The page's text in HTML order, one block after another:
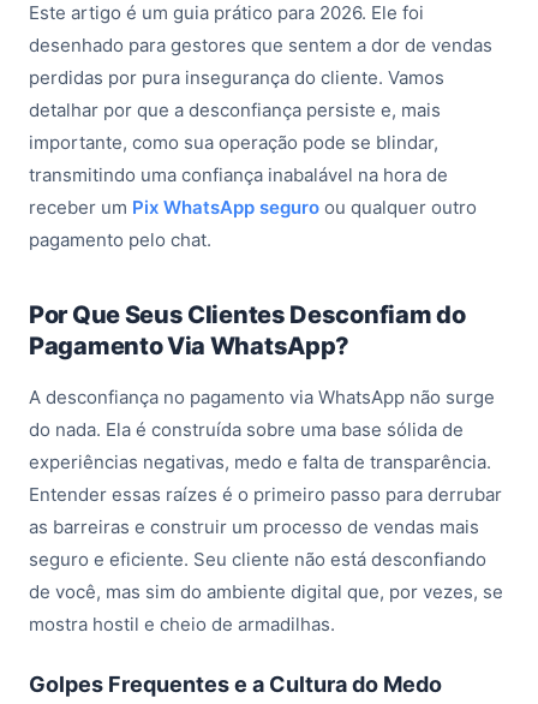
Este artigo é um guia prático para 2026. Ele foi
desenhado para gestores que sentem a dor de vendas
perdidas por pura insegurança do cliente. Vamos
detalhar por que a desconfiança persiste e, mais
importante, como sua operação pode se blindar,
transmitindo uma confiança inabalável na hora de
receber um Pix WhatsApp seguro ou qualquer outro
pagamento pelo chat.
Por Que Seus Clientes Desconfiam do
Pagamento Via WhatsApp?
A desconfiança no pagamento via WhatsApp não surge
do nada. Ela é construída sobre uma base sólida de
experiências negativas, medo e falta de transparência.
Entender essas raízes é o primeiro passo para derrubar
as barreiras e construir um processo de vendas mais
seguro e eficiente. Seu cliente não está desconfiando
de você, mas sim do ambiente digital que, por vezes, se
mostra hostil e cheio de armadilhas.
Golpes Frequentes e a Cultura do Medo